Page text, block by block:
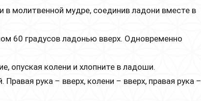
молитвенной мудре, соединив ладони вместе в
60 градусов ладонью вверх. Одновременно
опуская колени и хлопните в ладоши.
рука – вверх, колени – вверх, правая рука –